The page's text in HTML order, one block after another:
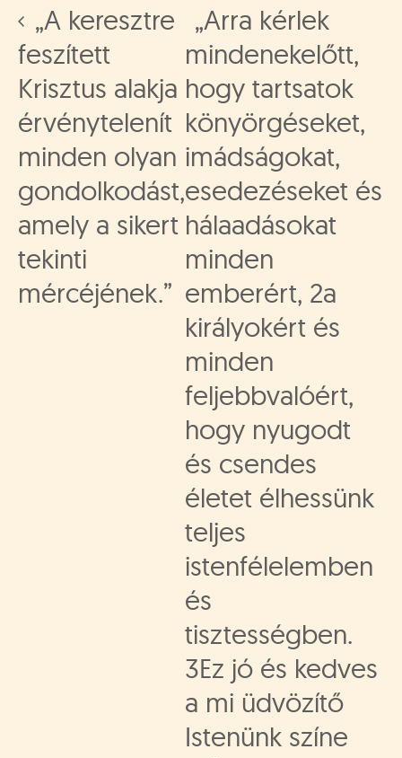
„A keresztre
feszített
Krisztus alakja
érvénytelenít
minden olyan
gondolkodást,
amely a sikert
tekinti
mércéjének.”
„Arra kérlek
mindenekelőtt,
hogy tartsatok
könyörgéseket,
imádságokat,
esedezéseket és
hálaadásokat
minden
emberért, 2a
királyokért és
minden
feljebbvalóért,
hogy nyugodt
és csendes
életet élhessünk
teljes
istenfélelemben
és
tisztességben.
3Ez jó és kedves
a mi üdvözítő
Istenünk színe